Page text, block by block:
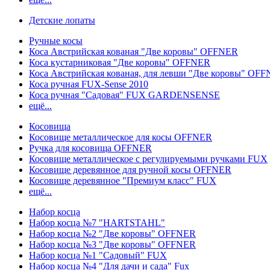
Детские лопаты
Ручные косы
Коса Австрийская кованая "Две коровы" OFFNER
Коса кустарниковая "Две коровы" OFFNER
Коса Австрийская кованая, для левши "Две коровы"
Коса ручная FUX-Sense 2010
Коса ручная "Садовая" FUX GARDENSENSE
ещё...
Косовища
Косовище металлическое для косы OFFNER
Ручка для косовища OFFNER
Косовище металлическое с регулируемыми ручками FUX
Косовище деревянное для ручной косы OFFNER
Косовище деревянное "Премиум класс" FUX
ещё...
Набор косца
Набор косца №7 "HARTSTAHL"
Набор косца №2 "Две коровы" OFFNER
Набор косца №3 "Две коровы" OFFNER
Набор косца №1 "Садовый" FUX
Набор косца №4 "Для дачи и сада" Fux